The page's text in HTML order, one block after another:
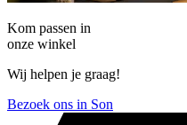
Kom passen in
onze winkel
Wij helpen je graag!
Bezoek ons in Son